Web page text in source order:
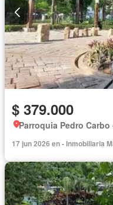
$ 379.000
Parroquia Pedro
17 jun 2026 en - Inmobiliaria